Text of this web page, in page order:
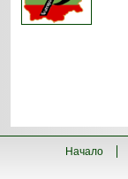
Начало